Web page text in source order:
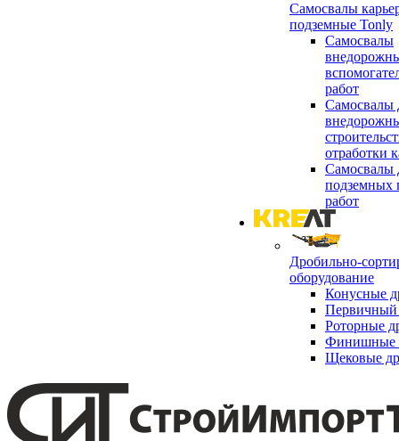
Самосвалы
подземные Tonly
Самосвалы
работ
Самосвалы
отработки
Самосвалы
подземных
работ
Дробильно-
оборудование
Конусные
Первичный
Роторные
Финишные
Щековые